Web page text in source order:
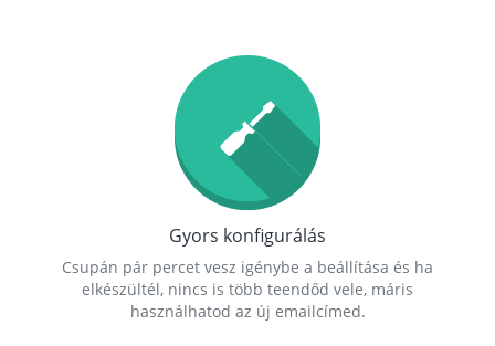
Gyors konfigurálás
Csupán pár percet vesz igénybe a beállítása és ha
elkészültél, nincs is több teendőd vele, máris
használhatod az új emailcímed.